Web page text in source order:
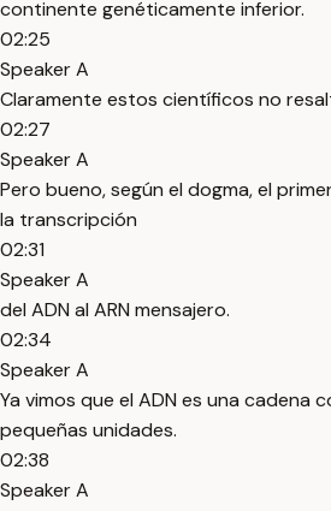
continente genéticamente inferior.
02:25
Speaker A
Claramente estos científicos no
02:27
Speaker A
Pero bueno, según el dogma, el
la transcripción
02:31
Speaker A
del ADN al ARN mensajero.
02:34
Speaker A
Ya vimos que el ADN es una cadena
pequeñas unidades.
02:38
Speaker A